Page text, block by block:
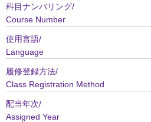
科目ナンバリング/
Course Number
使用言語/
Language
履修登録方法/
Class Registration Method
配当年次/
Assigned Year